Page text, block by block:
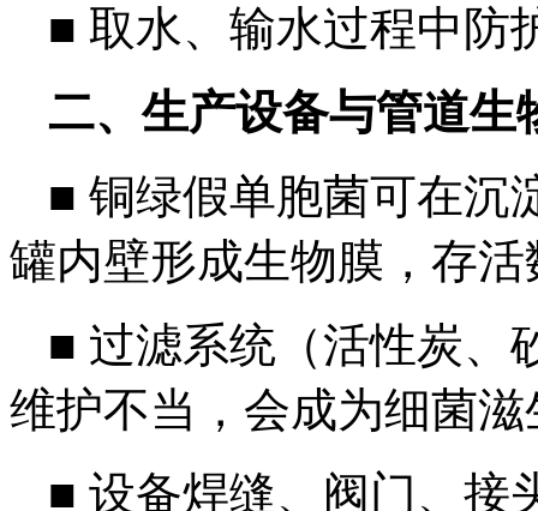
■ 取水、输水过程中防
二、生产设备与管道生
■ 铜绿假单胞菌可在沉
罐内壁形成生物膜，存
■ 过滤系统（活性炭、
维护不当，会成为细菌
■ 设备焊缝、阀门、接